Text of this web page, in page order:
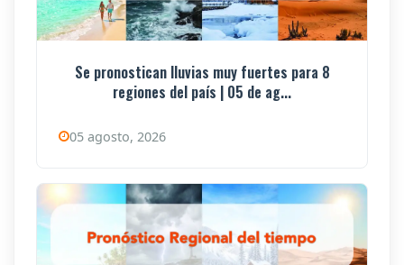
Se pronostican lluvias muy fuertes para 8
regiones del país | 05 de ag...
05 agosto, 2026